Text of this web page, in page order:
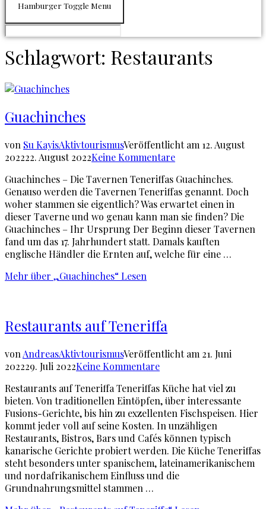
Hamburger Toggle Menu
Schlagwort: Restaurants
Guachinches
von Su KayisAktivtourismusVeröffentlicht am 12. August
202222. August 2022Keine Kommentare
Guachinches – Die Tavernen Teneriffas Guachinches.
Genauso werden die Tavernen Teneriffas genannt. Doch
woher stammen sie eigentlich? Was erwartet einen in
dieser Taverne und wo genau kann man sie finden? Die
Guachinches – Ihr Ursprung Der Beginn dieser Tavernen
fand um das 17. Jahrhundert statt. Damals kauften
englische Händler die Ernten auf, welche für eine …
Mehr über „Guachinches“ Lesen
Restaurants auf Teneriffa
von AndreasAktivtourismusVeröffentlicht am 21. Juni
202229. Juli 2022Keine Kommentare
Restaurants auf Teneriffa Teneriffas Küche hat viel zu
bieten. Von traditionellen Eintöpfen, über interessante
Fusions-Gerichte, bis hin zu exzellenten Fischspeisen. Hier
kommt jeder voll auf seine Kosten. In unzähligen
Restaurants, Bistros, Bars und Cafés können typisch
kanarische Gerichte probiert werden. Die Küche Teneriffas
steht besonders unter spanischem, lateinamerikanischem
und nordafrikanischem Einfluss und die
Grundnahrungsmittel stammen …